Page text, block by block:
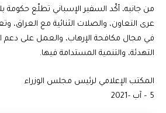
من جانبه، أكّد السفير الإسباني تطلّع حكومة
عرى التعاون، والصلات الثنائية مع العراق،
في مجال مكافحة الإرهاب، والعمل على دعم
التهدئة، والتنمية المستدامة فيها.
المكتب الإعلامي لرئيس مجلس الوزراء
5 – آب -2021